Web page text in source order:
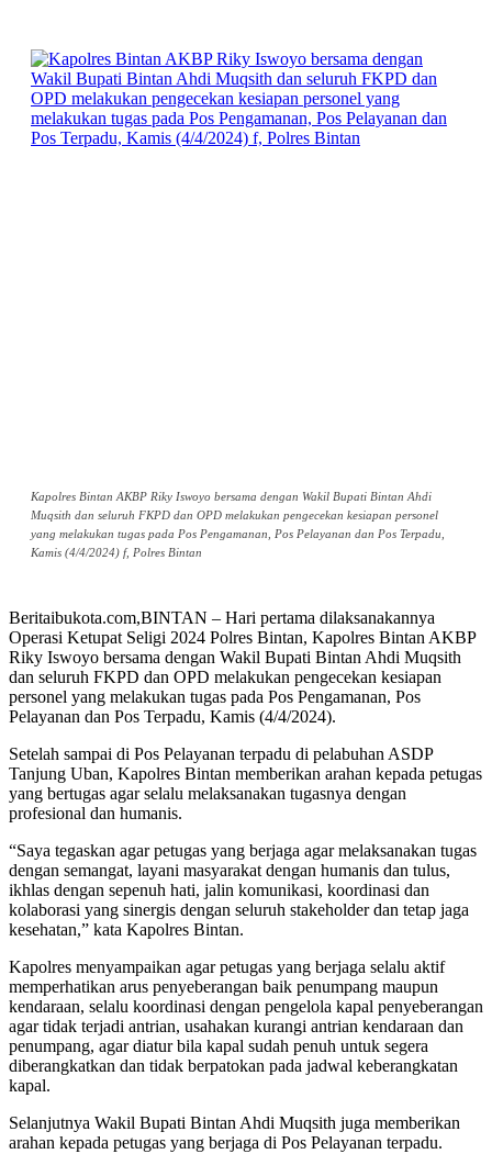
Kapolres Bintan AKBP Riky Iswoyo bersama dengan Wakil Bupati Bintan Ahdi
Muqsith dan seluruh FKPD dan OPD melakukan pengecekan kesiapan personel
yang melakukan tugas pada Pos Pengamanan, Pos Pelayanan dan Pos Terpadu,
Kamis (4/4/2024) f, Polres Bintan
Beritaibukota.com,BINTAN – Hari pertama dilaksanakannya
Operasi Ketupat Seligi 2024 Polres Bintan, Kapolres Bintan AKBP
Riky Iswoyo bersama dengan Wakil Bupati Bintan Ahdi Muqsith
dan seluruh FKPD dan OPD melakukan pengecekan kesiapan
personel yang melakukan tugas pada Pos Pengamanan, Pos
Pelayanan dan Pos Terpadu, Kamis (4/4/2024).
Setelah sampai di Pos Pelayanan terpadu di pelabuhan ASDP
Tanjung Uban, Kapolres Bintan memberikan arahan kepada petugas
yang bertugas agar selalu melaksanakan tugasnya dengan
profesional dan humanis.
“Saya tegaskan agar petugas yang berjaga agar melaksanakan tugas
dengan semangat, layani masyarakat dengan humanis dan tulus,
ikhlas dengan sepenuh hati, jalin komunikasi, koordinasi dan
kolaborasi yang sinergis dengan seluruh stakeholder dan tetap ⁠jaga
kesehatan,” kata Kapolres Bintan.
Kapolres menyampaikan agar petugas yang berjaga selalu aktif
memperhatikan arus penyeberangan baik penumpang maupun
kendaraan, selalu koordinasi dengan pengelola kapal penyeberangan
agar tidak terjadi antrian, usahakan kurangi antrian kendaraan dan
penumpang, agar diatur bila kapal sudah penuh untuk segera
diberangkatkan dan tidak berpatokan pada jadwal keberangkatan
kapal.
Selanjutnya Wakil Bupati Bintan Ahdi Muqsith juga memberikan
arahan kepada petugas yang berjaga di Pos Pelayanan terpadu.